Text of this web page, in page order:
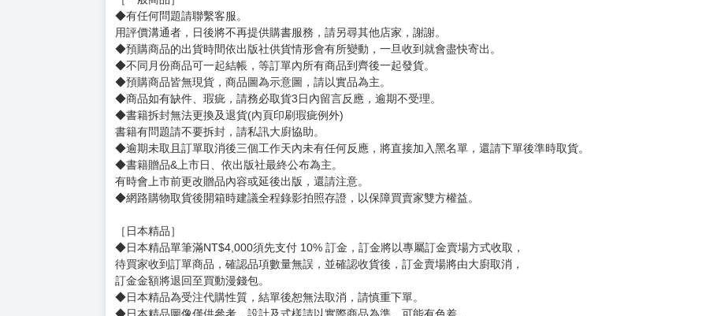
座右銘是「愛是理解的解析度」。
©Mihiro Sinden, Ichigo Kagawa 2021 / KADOKAWA CORPORATION
賣場規則
【下標前，請詳閱以下事項，完全同意才請下標，下標後視同完全同意】
［一般商品］
◆有任何問題請聯繫客服。
用評價溝通者，日後將不再提供購書服務，請另尋其他店家，謝謝。
◆不同月份商品可一起結帳，等訂單內所有商品到齊後一起發貨。
◆預購商品皆無現貨，商品圖為示意圖，請以實品為主。
◆商品如有缺件、瑕疵，請務必取貨3日內留言反應，逾期不受理。
◆書籍拆封無法更換及退貨(內頁印刷瑕疵例外)
書籍有問題請不要拆封，請私訊大廚協助。
◆逾期未取且訂單取消後三個工作天內未有任何反應，將直接加入黑名單，還請下單後準時取貨。